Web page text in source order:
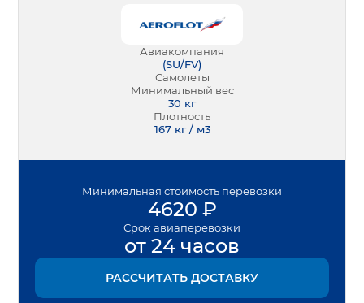
Авиакомпания
(SU/FV)
Самолеты
Минимальный вес
30 кг
Плотность
167 кг / м3
Минимальная стоимость перевозки
4620 ₽
Срок авиаперевозки
от 24 часов
РАССЧИТАТЬ ДОСТАВКУ